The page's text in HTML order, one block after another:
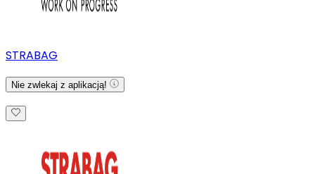
STRABAG
Nie zwlekaj z aplikacją!